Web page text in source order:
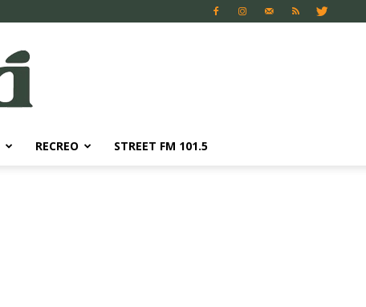
RECREO STREET FM 101.5